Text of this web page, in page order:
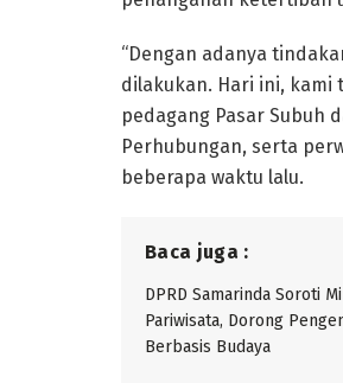
“Dengan adanya
dilakukan. Hari ini,
pedagang Pasar Subuh
Perhubungan, serta
beberapa waktu lalu.
Baca juga :
DPRD Samarinda Soroti
Pariwisata, Dorong
Berbasis Budaya